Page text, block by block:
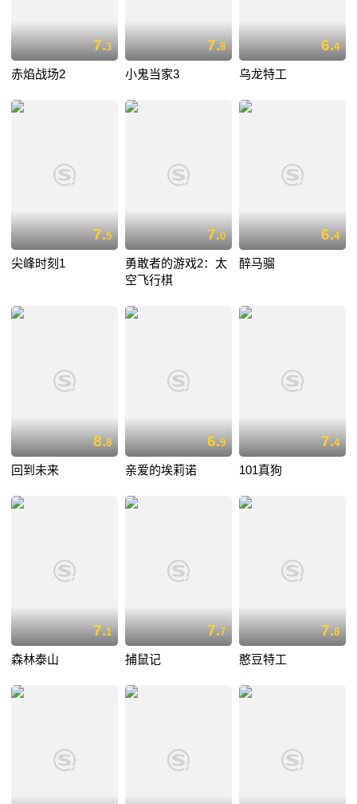
7.3
赤焰战场2
7.8
小鬼当家3
6.4
乌龙特工
7.5
尖峰时刻1
7.0
勇敢者的游戏2：太
空飞行棋
6.4
醉马骝
8.8
回到未来
6.9
亲爱的埃莉诺
7.4
101真狗
7.1
森林泰山
7.7
捕鼠记
7.8
憨豆特工